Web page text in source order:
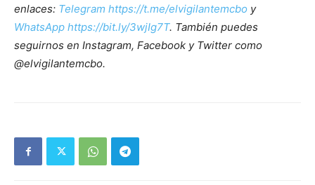
enlaces: Telegram https://t.me/elvigilantemcbo y
WhatsApp https://bit.ly/3wjIg7T. También puedes
seguirnos en Instagram, Facebook y Twitter como
@elvigilantemcbo.